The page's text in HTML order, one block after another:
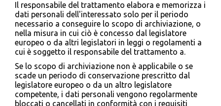
Il responsabile del trattamento elabora e memorizza i
dati personali dell'interessato solo per il periodo
necessario a conseguire lo scopo di archiviazione, o
nella misura in cui ciò è concesso dal legislatore
europeo o da altri legislatori in leggi o regolamenti a
cui è soggetto il responsabile del trattamento a.
Se lo scopo di archiviazione non è applicabile o se
scade un periodo di conservazione prescritto dal
legislatore europeo o da un altro legislatore
competente, i dati personali vengono regolarmente
bloccati o cancellati in conformità con i requisiti